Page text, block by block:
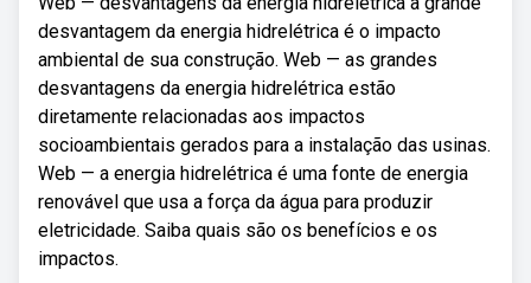
desvantagem da energia hidrelétrica é o impacto
ambiental de sua construção. Web — as grandes
desvantagens da energia hidrelétrica estão
diretamente relacionadas aos impactos
socioambientais gerados para a instalação das usinas.
Web — a energia hidrelétrica é uma fonte de energia
renovável que usa a força da água para produzir
eletricidade. Saiba quais são os benefícios e os
impactos.